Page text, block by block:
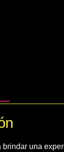
brindar una